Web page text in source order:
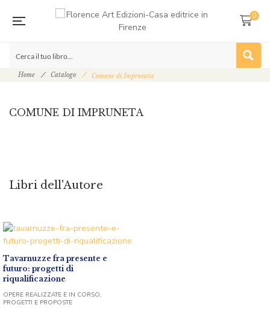
0
Home Catalogo Comune di Impruneta
COMUNE DI IMPRUNETA
Libri dell'Autore
Tavarnuzze fra presente e
futuro: progetti di
riqualificazione
OPERE REALIZZATE E IN CORSO,
PROGETTI E PROPOSTE